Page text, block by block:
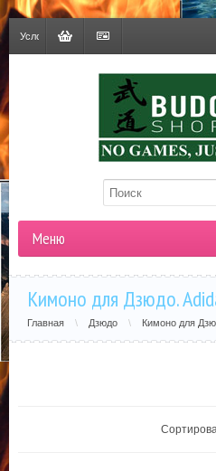
Условия
Меню
Кимоно для Дзюдо.
Главная \ Дзюдо \ Кимоно для